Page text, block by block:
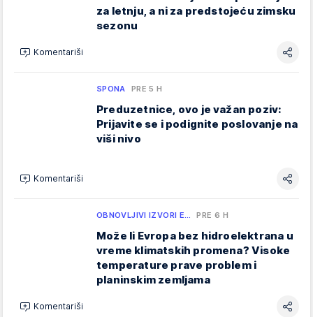
za letnju, a ni za predstojeću zimsku
sezonu
Komentariši
SPONA PRE 5 H
Preduzetnice, ovo je važan poziv:
Prijavite se i podignite poslovanje na
viši nivo
Komentariši
OBNOVLJIVI IZVORI E… PRE 6 H
Može li Evropa bez hidroelektrana u
vreme klimatskih promena? Visoke
temperature prave problem i
planinskim zemljama
Komentariši